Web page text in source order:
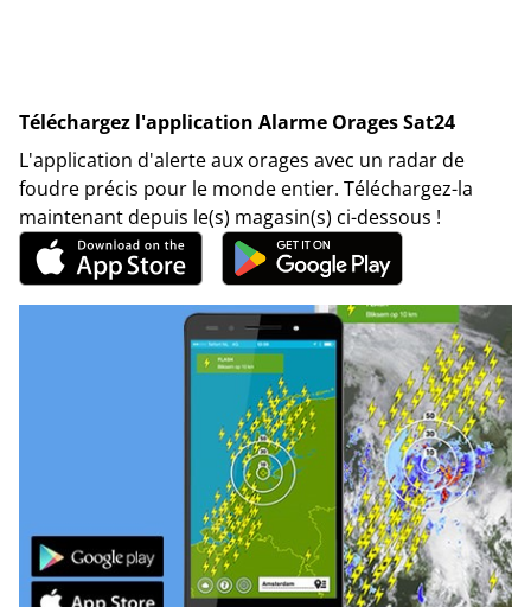
Téléchargez l'application Alarme Orages Sat24
L'application d'alerte aux orages avec un radar de
foudre précis pour le monde entier. Téléchargez-la
maintenant depuis le(s) magasin(s) ci-dessous !